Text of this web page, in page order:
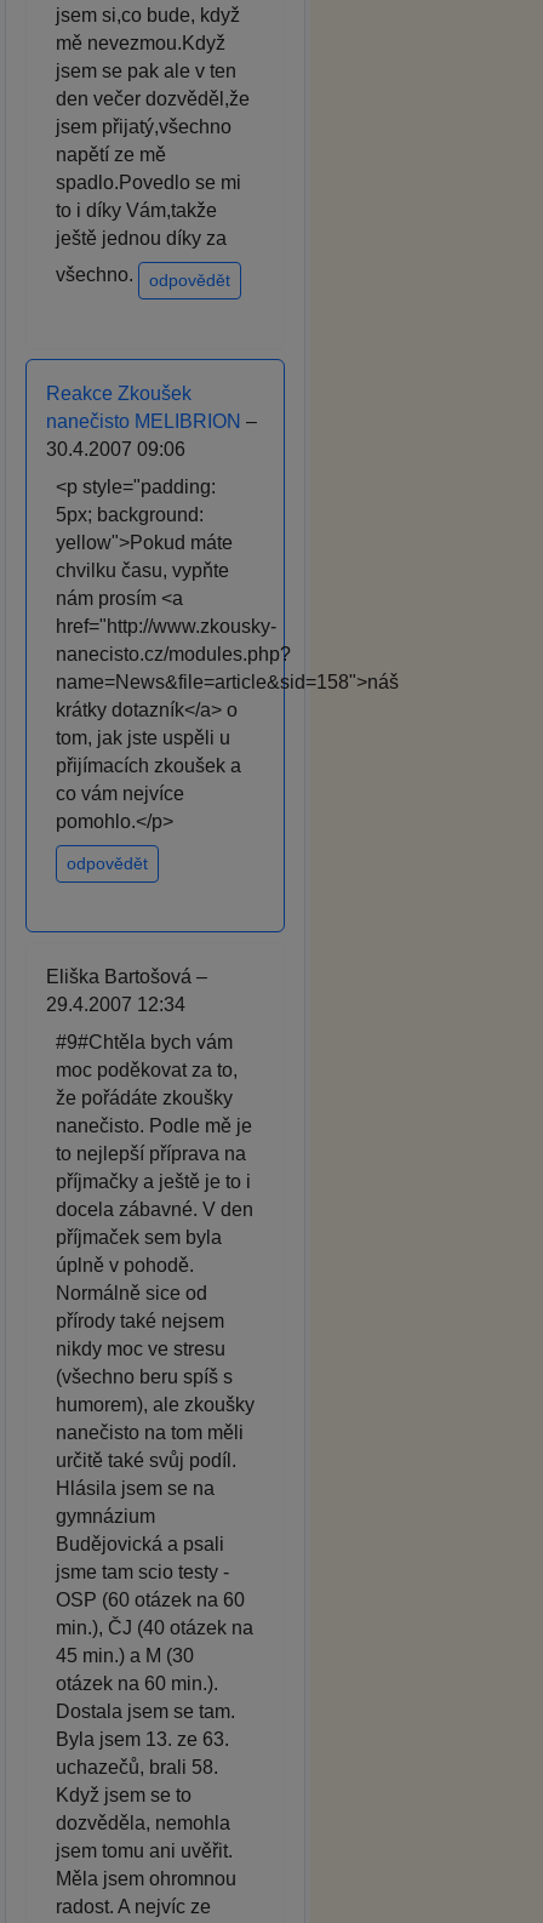
jsem si,co bude, když
mě nevezmou.Když
jsem se pak ale v ten
den večer dozvěděl,že
jsem přijatý,všechno
napětí ze mě
spadlo.Povedlo se mi
to i díky Vám,takže
ještě jednou díky za
všechno.
odpovědět
Reakce Zkoušek
nanečisto MELIBRION –
30.4.2007 09:06
<p style="padding:
5px; background:
yellow">Pokud máte
chvilku času, vypňte
nám prosím <a
href="http://www.zkousky-
nanecisto.cz/modules.php?
name=News&file=article&sid=158">náš
krátky dotazník</a> o
tom, jak jste uspěli u
přijímacích zkoušek a
co vám nejvíce
pomohlo.</p>
odpovědět
Eliška Bartošová –
29.4.2007 12:34
#9#Chtěla bych vám
moc poděkovat za to,
že pořádáte zkoušky
nanečisto. Podle mě je
to nejlepší příprava na
příjmačky a ještě je to i
docela zábavné. V den
příjmaček sem byla
úplně v pohodě.
Normálně sice od
přírody také nejsem
nikdy moc ve stresu
(všechno beru spíš s
humorem), ale zkoušky
nanečisto na tom měli
určitě také svůj podíl.
Hlásila jsem se na
gymnázium
Budějovická a psali
jsme tam scio testy -
OSP (60 otázek na 60
min.), ČJ (40 otázek na
45 min.) a M (30
otázek na 60 min.).
Dostala jsem se tam.
Byla jsem 13. ze 63.
uchazečů, brali 58.
Když jsem se to
dozvěděla, nemohla
jsem tomu ani uvěřit.
Měla jsem ohromnou
radost. A nejvíc ze